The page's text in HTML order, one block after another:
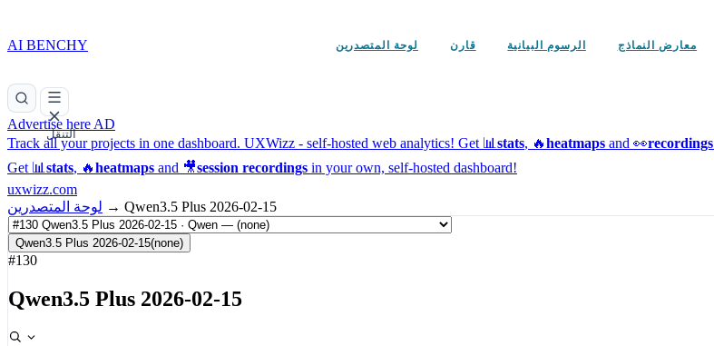
AI BENCHY لوحة المتصدرين قارن الرسوم البيانية معارض النماذج
التنقل
Advertise here AD
Track all your projects in one dashboard. UXWizz - self-hosted web analytics! Get 📊 stats, 🔥heatmaps and 👀recordings
Get 📊 stats, 🔥heatmaps and 🎥session recordings in your own, self-hosted dashboard!
uxwizz.com
لوحة المتصدرين → Qwen3.5 Plus 2026-02-15
Qwen3.5 Plus 2026-02-15(none)
#130
Qwen3.5 Plus 2026-02-15